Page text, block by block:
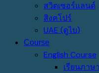
สวิตเซอร์แลนด์
สิงคโปร์
UAE (ดูไบ)
Course
English Course
เรียนภาษ